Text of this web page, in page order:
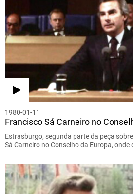
1980-01-11
Francisco Sá Carneiro no
Estrasburgo, segunda parte da peça
Sá Carneiro no Conselho da Europa,